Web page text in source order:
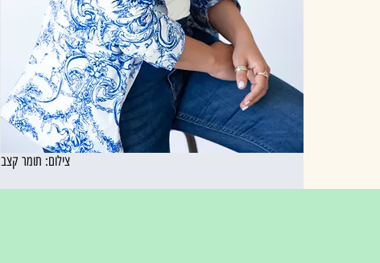
צילום: תומר קצב